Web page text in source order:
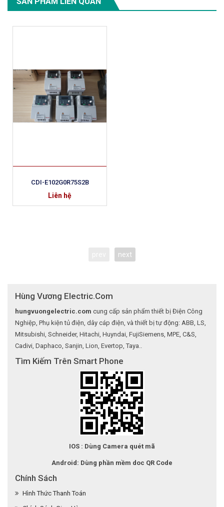
CDI-E102G0R75S2B
Liên hệ
next
Hùng Vương Electric.Com
hungvuongelectric.com cung cấp sản phẩm thiết bị Điện Công
Nghiệp, Phụ kiện tủ điện, dây cáp điện, và thiết bị tự động: ABB, LS,
Mitsubishi, Schneider, Hitachi, Huyndai, FujiSiemens, MPE, C&S,
Cadivi, Daphaco, Sanjin, Lion, Evertop, Taya..
Tìm Kiếm Trên Smart Phone
IOS : Dùng Camera quét mã
Android: Dùng phần mềm doc QR Code
Chính Sách
Hình Thức Thanh Toán